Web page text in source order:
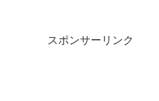
スポンサーリンク